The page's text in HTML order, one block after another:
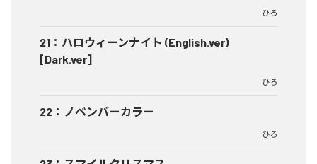
ひろ
21 ： ハロウィーンナイト (English.ver)
[Dark.ver]
ひろ
22 ： ノベンバーカラー
ひろ